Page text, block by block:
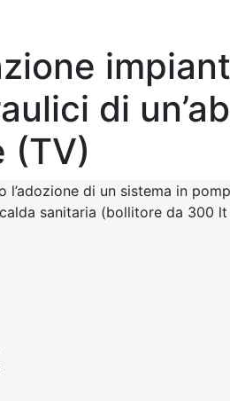
di
(TV)
l’adozione di un sistema in
sanitaria (bollitore da 300